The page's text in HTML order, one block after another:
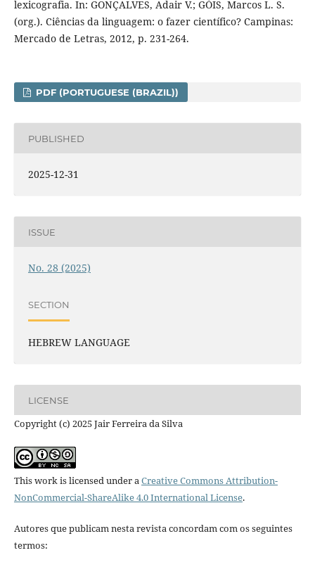
lexicografia. In: GONÇALVES, Adair V.; GÓIS, Marcos L. S.
(org.). Ciências da linguagem: o fazer científico? Campinas:
Mercado de Letras, 2012, p. 231-264.
PDF (PORTUGUESE (BRAZIL))
PUBLISHED
2025-12-31
ISSUE
No. 28 (2025)
SECTION
HEBREW LANGUAGE
LICENSE
Copyright (c) 2025 Jair Ferreira da Silva
This work is licensed under a Creative Commons Attribution-
NonCommercial-ShareAlike 4.0 International License.
Autores que publicam nesta revista concordam com os seguintes
termos: